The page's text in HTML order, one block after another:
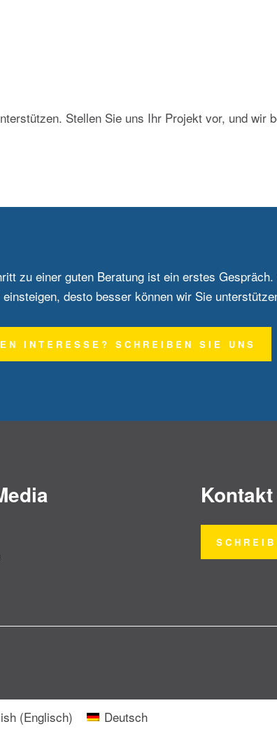
Stellen Sie uns Ihr Projekt vor, und wir
zu einer guten Beratung ist ein erstes
desto besser können wir Sie
INTERESSE? SCHREIBEN SIE UNS
Kontakt
(Englisch) Deutsch